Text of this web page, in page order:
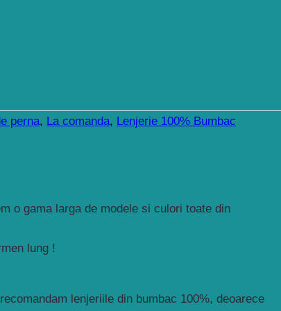
perna, La comanda, Lenjerie 100% Bumbac
o gama larga de modele si culori toate din
lung !
lenjeriile din bumbac 100%, deoarece